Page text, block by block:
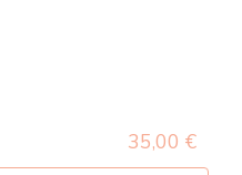
35,00€